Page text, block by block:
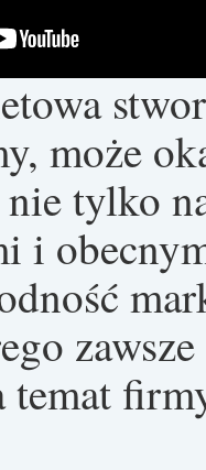
może
nie tylko
i